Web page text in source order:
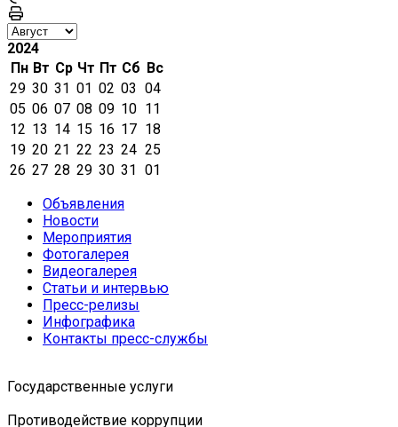
2024
Пн Вт Ср Чт Пт Сб Вс
29 30 31 01 02 03 04
05 06 07 08 09 10 11
12 13 14 15 16 17 18
19 20 21 22 23 24 25
26 27 28 29 30 31 01
Объявления
Новости
Мероприятия
Фотогалерея
Видеогалерея
Статьи и интервью
Пресс-релизы
Инфографика
Контакты пресс-службы
Государственные услуги
Противодействие коррупции